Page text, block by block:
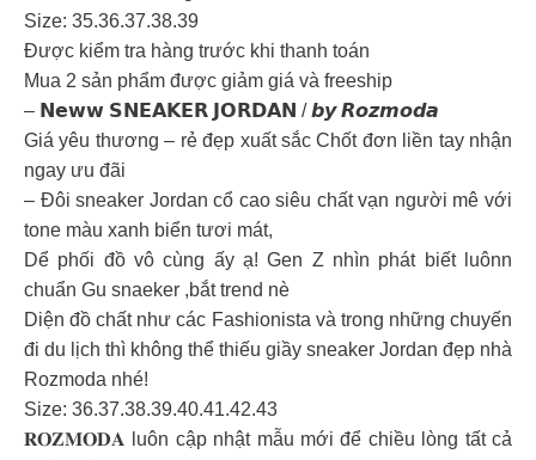
Size: 35.36.37.38.39
Được kiểm tra hàng trước khi thanh toán
Mua 2 sản phẩm được giảm giá và freeship
– 𝗡𝗲𝘄𝘄 𝗦𝗡𝗘𝗔𝗞𝗘𝗥 𝗝𝗢𝗥𝗗𝗔𝗡 / 𝙗𝙮 𝙍𝙤𝙯𝙢𝙤𝙙𝙖
Giá yêu thương – rẻ đẹp xuất sắc Chốt đơn liền tay nhận
ngay ưu đãi
– Đôi sneaker Jordan cổ cao siêu chất vạn người mê với
tone màu xanh biển tươi mát,
Dể phối đồ vô cùng ấy ạ! Gen Z nhìn phát biết luônn
chuẩn Gu snaeker ,bắt trend nè
Diện đồ chất như các Fashionista và trong những chuyến
đi du lịch thì không thể thiếu giầy sneaker Jordan đẹp nhà
Rozmoda nhé!
Size: 36.37.38.39.40.41.42.43
𝐑𝐎𝐙𝐌𝐎𝐃𝐀 luôn cập nhật mẫu mới để chiều lòng tất cả